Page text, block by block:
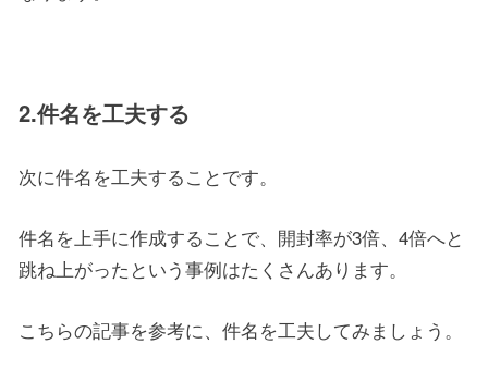
2.件名を工夫する
次に件名を工夫することです。
件名を上手に作成することで、開封率が3倍、4倍へと
跳ね上がったという事例はたくさんあります。
こちらの記事を参考に、件名を工夫してみましょう。